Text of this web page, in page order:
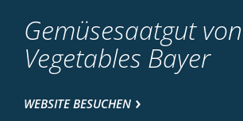
Gemüsesaatgut von
Vegetables Bayer
WEBSITE BESUCHEN